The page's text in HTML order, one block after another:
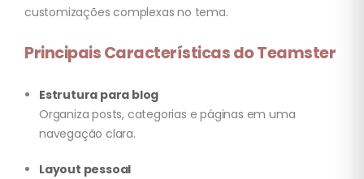
customizações complexas no tema.
Principais Características do Teamster
Estrutura para blog
Organiza posts, categorias e páginas em uma
navegação clara.
Layout pessoal